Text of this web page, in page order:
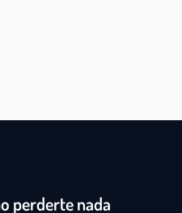
perderte nada